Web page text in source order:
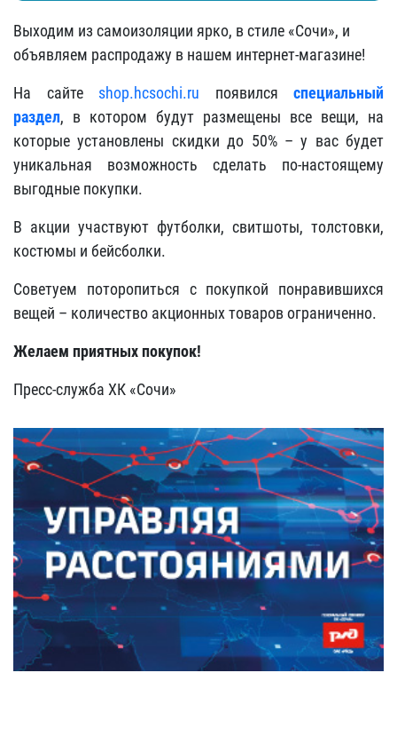
Выходим из самоизоляции ярко, в стиле «Сочи», и
объявляем распродажу в нашем интернет-магазине!
На сайте shop.hcsochi.ru появился специальный
раздел, в котором будут размещены все вещи, на
которые установлены скидки до 50% – у вас будет
уникальная возможность сделать по-настоящему
выгодные покупки.
В акции участвуют футболки, свитшоты, толстовки,
костюмы и бейсболки.
Советуем поторопиться с покупкой понравившихся
вещей – количество акционных товаров ограниченно.
Желаем приятных покупок!
Пресс-служба ХК «Сочи»